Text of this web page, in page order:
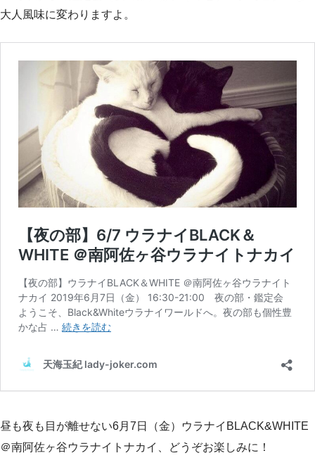
大人風味に変わりますよ。
昼も夜も目が離せない6月7日（金）ウラナイBLACK&WHITE
＠南阿佐ヶ谷ウラナイトナカイ、どうぞお楽しみに！